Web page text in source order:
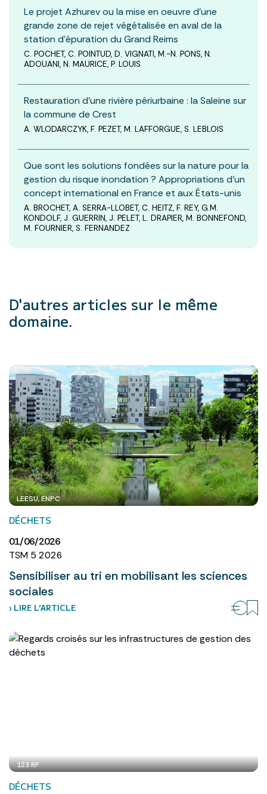
Le projet Azhurev ou la mise en oeuvre d’une
grande zone de rejet végétalisée en aval de la
station d’épuration du Grand Reims
C. POCHET, C. POINTUD, D. VIGNATI, M.-N. PONS, N.
ADOUANI, N. MAURICE, P. LOUIS
Restauration d’une rivière périurbaine : la Saleine sur
la commune de Crest
A. WLODARCZYK, F. PEZET, M. LAFFORGUE, S. LEBLOIS
Que sont les solutions fondées sur la nature pour la
gestion du risque inondation ? Appropriations d’un
concept international en France et aux États-unis
A. BROCHET, A. SERRA-LLOBET, C. HEITZ, F. REY, G.M.
KONDOLF, J. GUERRIN, J. PELET, L. DRAPIER, M. BONNEFOND,
M. FOURNIER, S. FERNANDEZ
D'autres articles sur le même
domaine.
LEESU, ENPC
DÉCHETS
01/06/2026
TSM 5 2026
Sensibiliser au tri en mobilisant les sciences
sociales
› LIRE L’ARTICLE
123 RF
DÉCHETS